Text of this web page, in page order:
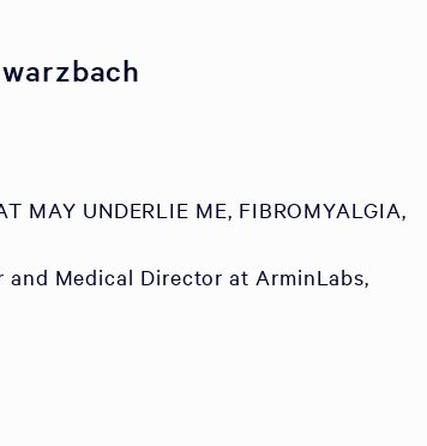
MAY UNDERLIE ME, FIBROMYALGIA,
and Medical Director at ArminLabs,